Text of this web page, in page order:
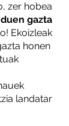
zer hobea
gazta
Ekoizleak
honen
landatar